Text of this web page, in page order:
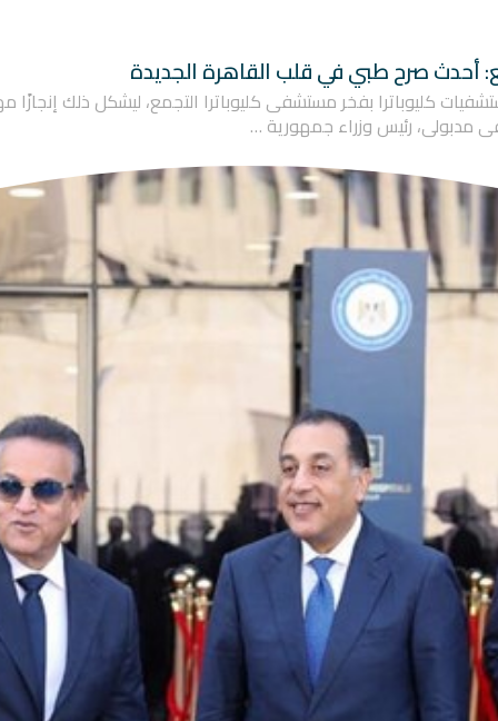
أحدث صرح طبي في قلب القاهرة الجديدة
مجموعة مستشفيات كليوباترا بفخر مستشفى كليوباترا التجمع، ليشكل ذلك
مدبولي، رئيس وزراء جمهورية …